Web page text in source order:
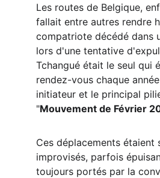
Les routes de Belgique,
fallait entre autres rendre
compatriote décédé dans
lors d'une tentative
Tchangué était le seul qui
rendez-vous chaque
initiateur et le principal
"Mouvement de Février
Ces déplacements étaient
improvisés, parfois
toujours portés par la